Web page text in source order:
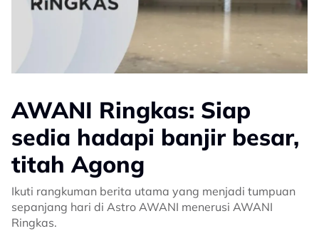
AWANI Ringkas: Siap
sedia hadapi banjir besar,
titah Agong
Ikuti rangkuman berita utama yang menjadi tumpuan
sepanjang hari di Astro AWANI menerusi AWANI
Ringkas.